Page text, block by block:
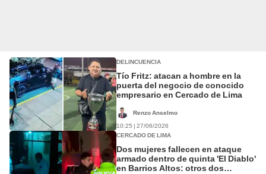
DELINCUENCIA
Tío Fritz: atacan a hombre en la
puerta del negocio de conocido
empresario en Cercado de Lima
Renzo Anselmo
10:25 | 27/06/2026
CERCADO DE LIMA
Dos mujeres fallecen en ataque
armado dentro de quinta 'El Diablo'
en Barrios Altos: otros dos